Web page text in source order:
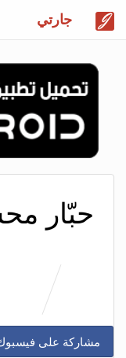
جارتي
حبّار
مشاركة على